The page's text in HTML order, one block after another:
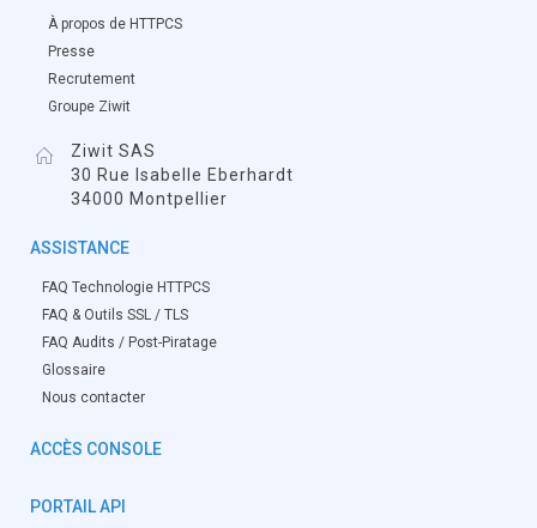
À propos de HTTPCS
Presse
Recrutement
Groupe Ziwit
Ziwit SAS
30 Rue Isabelle Eberhardt
34000 Montpellier
ASSISTANCE
FAQ Technologie HTTPCS
FAQ & Outils SSL / TLS
FAQ Audits / Post-Piratage
Glossaire
Nous contacter
ACCÈS CONSOLE
PORTAIL API